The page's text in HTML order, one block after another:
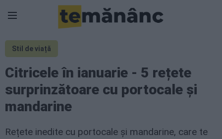
Stil de viață
Citricele în ianuarie - 5 rețete
surprinzătoare cu portocale și
mandarine
Rețete inedite cu portocale și mandarine, care te